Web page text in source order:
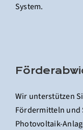
System.
Wir unterstützen
Fördermitteln
Photovoltaik-